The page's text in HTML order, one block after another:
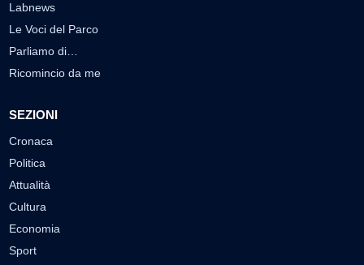
Labnews
Le Voci del Parco
Parliamo di…
Ricomincio da me
SEZIONI
Cronaca
Politica
Attualità
Cultura
Economia
Sport